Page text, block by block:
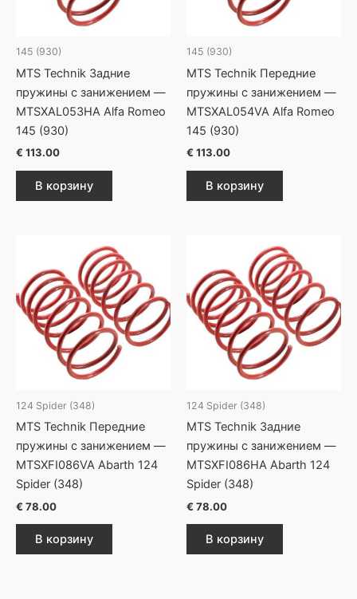
145 (930)
MTS Technik Задние
пружины с занижением —
MTSXAL053HA Alfa Romeo
145 (930)
€ 113.00
В корзину
145 (930)
MTS Technik Передние
пружины с занижением —
MTSXAL054VA Alfa Romeo
145 (930)
€ 113.00
В корзину
124 Spider (348)
MTS Technik Передние
пружины с занижением —
MTSXFI086VA Abarth 124
Spider (348)
€ 78.00
В корзину
124 Spider (348)
MTS Technik Задние
пружины с занижением —
MTSXFI086HA Abarth 124
Spider (348)
€ 78.00
В корзину